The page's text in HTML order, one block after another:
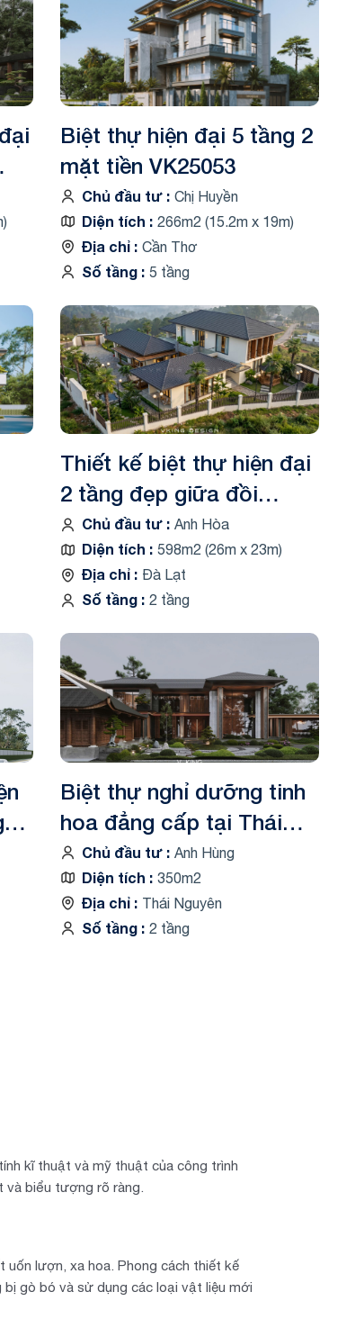
Biệt thự hiện đại 5 tầng 2
mặt tiền VK25053
Chủ đầu tư Chị Huyền
Diện tích 266m2 (15.2m x 19m)
Địa chỉ Cần Thơ
Số tầng 5 tầng
Thiết kế biệt thự hiện đại
2 tầng đẹp giữa đồi
thông VK26044
Chủ đầu tư Anh Hòa
Diện tích 598m2 (26m x 23m)
Địa chỉ Đà Lạt
Số tầng 2 tầng
Biệt thự nghỉ dưỡng tinh
hoa đẳng cấp tại Thái
Nguyên VK24142
Chủ đầu tư Anh Hùng
Diện tích 350m2
Địa chỉ Thái Nguyên
Số tầng 2 tầng
kĩ thuật và mỹ thuật của công trình
biểu tượng rõ ràng.
lượn, xa hoa. Phong cách thiết kế
gò bó và sử dụng các loại vật liệu mới